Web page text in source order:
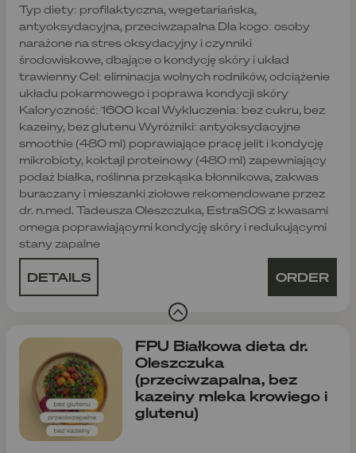
Typ diety: profilaktyczna, wegetariańska,
antyoksydacyjna, przeciwzapalna Dla kogo: osoby
narażone na stres oksydacyjny i czynniki
środowiskowe, dbające o kondycję skóry i układ
trawienny Cel: eliminacja wolnych rodników, odciążenie
układu pokarmowego i poprawa kondycji skóry
Kaloryczność: 1600 kcal Wykluczenia: bez cukru, bez
kazeiny, bez glutenu Wyróżniki: antyoksydacyjne
smoothie (480 ml) poprawiające pracę jelit i kondycję
mikrobioty, koktajl proteinowy (480 ml) zapewniający
podaż białka, roślinna przekąska błonnikowa, zakwas
buraczany i mieszanki ziołowe rekomendowane przez
dr. n.med. Tadeusza Oleszczuka, EstraSOS z kwasami
omega poprawiającymi kondycję skóry i redukującymi
stany zapalne
DETAILS ORDER
FPU Białkowa dieta dr.
Oleszczuka
(przeciwzapalna, bez
kazeiny mleka krowiego i
glutenu)